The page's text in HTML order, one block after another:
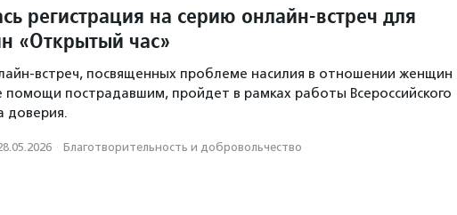
регистрация на серию онлайн-встреч для
«Открытый час»
встреч, посвященных проблеме насилия в отношении женщин
помощи пострадавшим, пройдет в рамках работы Всероссийского
доверия.
· Благотвори­тель­ность и доброволь­чест­во